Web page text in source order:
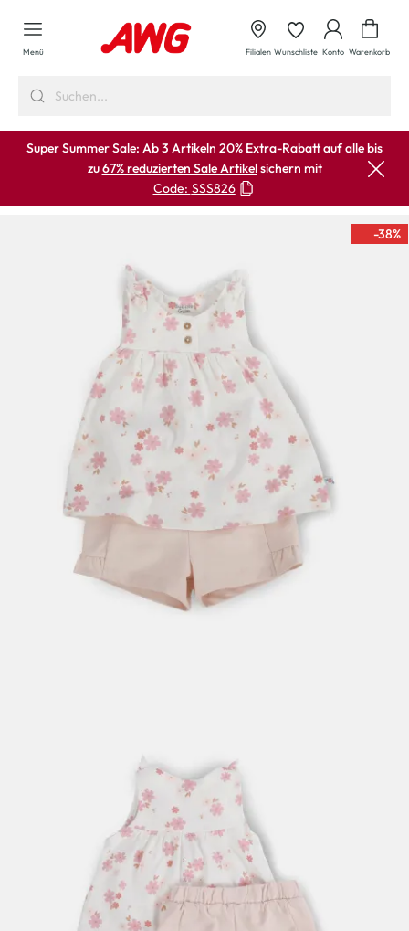
springen
Menü Filialen Wunschliste Konto Warenkorb
Super Summer Sale: Ab 3 Artikeln 20% Extra-Rabatt auf alle bis
zu67% reduzierten Sale Artikelsichern mit
Code: SSS826
-38%